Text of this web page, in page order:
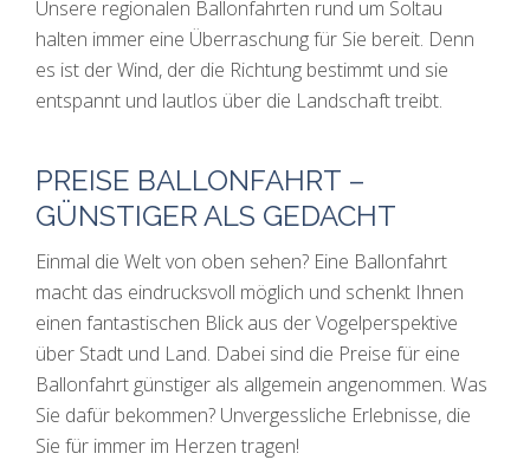
Unsere regionalen Ballonfahrten rund um Soltau
halten immer eine Überraschung für Sie bereit. Denn
es ist der Wind, der die Richtung bestimmt und sie
entspannt und lautlos über die Landschaft treibt.
PREISE BALLONFAHRT –
GÜNSTIGER ALS GEDACHT
Einmal die Welt von oben sehen? Eine Ballonfahrt
macht das eindrucksvoll möglich und schenkt Ihnen
einen fantastischen Blick aus der Vogelperspektive
über Stadt und Land. Dabei sind die Preise für eine
Ballonfahrt günstiger als allgemein angenommen. Was
Sie dafür bekommen? Unvergessliche Erlebnisse, die
Sie für immer im Herzen tragen!